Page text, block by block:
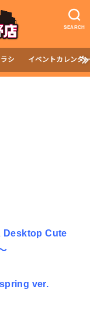
SEARCH
シ イベントカレンダ
Desktop Cute
ver.